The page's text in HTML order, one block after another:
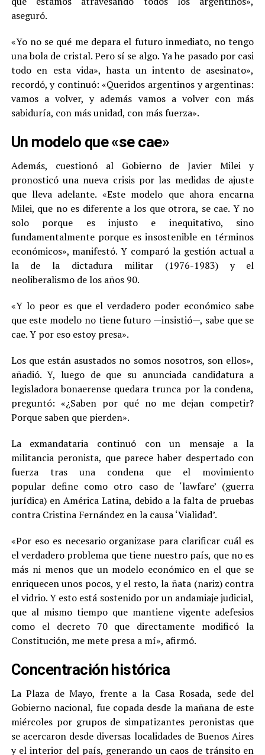
aseguró.
«Yo no se qué me depara el futuro inmediato, no tengo
una bola de cristal. Pero sí se algo. Ya he pasado por casi
todo en esta vida», hasta un intento de asesinato»,
recordó, y continuó: «Queridos argentinos y argentinas:
vamos a volver, y además vamos a volver con más
sabiduría, con más unidad, con más fuerza».
Un modelo que «se cae»
Además, cuestionó al Gobierno de Javier Milei y
pronosticó una nueva crisis por las medidas de ajuste
que lleva adelante. «Este modelo que ahora encarna
Milei, que no es diferente a los que otrora, se cae. Y no
solo porque es injusto e inequitativo, sino
fundamentalmente porque es insostenible en términos
económicos», manifestó. Y comparó la gestión actual a
la de la dictadura militar (1976-1983) y el
neoliberalismo de los años 90.
«Y lo peor es que el verdadero poder económico sabe
que este modelo no tiene futuro —insistió—, sabe que se
cae. Y por eso estoy presa».
Los que están asustados no somos nosotros, son ellos»,
añadió. Y, luego de que su anunciada candidatura a
legisladora bonaerense quedara trunca por la condena,
preguntó: «¿Saben por qué no me dejan competir?
Porque saben que pierden».
La exmandataria continuó con un mensaje a la
militancia peronista, que parece haber despertado con
fuerza tras una condena que el movimiento
popular define como otro caso de ‘lawfare’ (guerra
jurídica) en América Latina, debido a la falta de pruebas
contra Cristina Fernández en la causa ‘Vialidad’.
«Por eso es necesario organizase para clarificar cuál es
el verdadero problema que tiene nuestro país, que no es
más ni menos que un modelo económico en el que se
enriquecen unos pocos, y el resto, la ñata (nariz) contra
el vidrio. Y esto está sostenido por un andamiaje judicial,
que al mismo tiempo que mantiene vigente adefesios
como el decreto 70 que directamente modificó la
Constitución, me mete presa a mí», afirmó.
Concentración histórica
La Plaza de Mayo, frente a la Casa Rosada, sede del
Gobierno nacional, fue copada desde la mañana de este
miércoles por grupos de simpatizantes peronistas que
se acercaron desde diversas localidades de Buenos Aires
y el interior del país, generando un caos de tránsito en